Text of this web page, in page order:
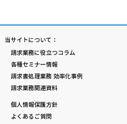
当サイトについて：
請求業務に役立つコラム
各種セミナー情報
請求書処理業務 効率化事例
請求業務関連資料
個人情報保護方針
よくあるご質問